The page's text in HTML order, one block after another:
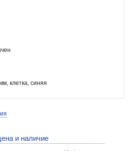
клетка, синяя
и наличие